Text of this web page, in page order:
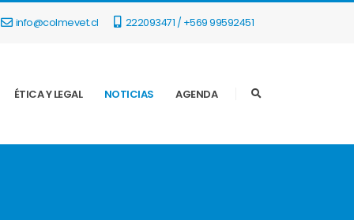
info@colmevet.cl 222093471 / +569 99592451
ÉTICA Y LEGAL NOTICIAS AGENDA